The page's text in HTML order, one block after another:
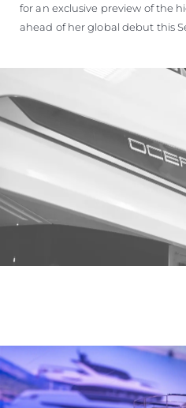
for an exclusive preview of the
ahead of her global debut this